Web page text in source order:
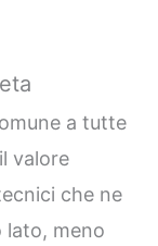
a tutte
valore
che ne
lato, meno